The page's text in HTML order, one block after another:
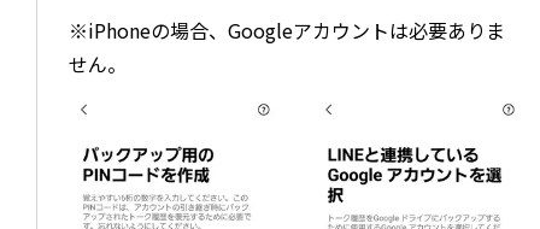
※iPhoneの場合、Googleアカウントは必要ありま
せん。